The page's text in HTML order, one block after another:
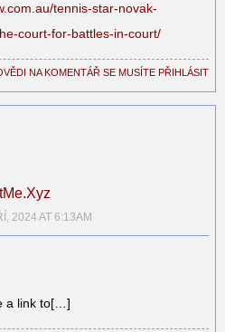
tennis-star-novak-
court-for-battles-in-court/
NA KOMENTÁŘ SE MUSÍTE PŘIHLÁSIT
ItMe.Xyz
2024 AT 6:13AM
a link to[…]